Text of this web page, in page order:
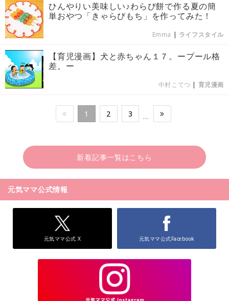
ひんやりい美味しい♪わらび餅で作る夏の簡
単おやつ「きゃらびもち」を作ってみた！
Emma | ライフスタイル
【育児漫画】犬と赤ちゃん１７。ープール格
差。ー
中村こてつ | 育児漫画
1 2 3 …
新着記事一覧はこちら
元気ママ公式情報
元気ママ公式 X 元気ママ公式Facebook